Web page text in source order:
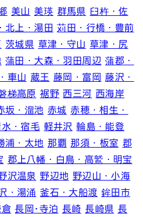
美山 美瑛 群馬県 臼杵・佐
北上・湯田 苅田・行橋・豊前
茨城県 草津・守山 草津・尻
蒲田・大森・羽田周辺 蒲郡・
車山 蔵王 藤岡・富岡 藤沢・
梯高原 裾野 西三河 西海岸
坂・溜池 赤城 赤穂・相生・
・宿毛 軽井沢 輪島・能登
浦・太地 那覇 那須・板室 郡
郡上八幡・白鳥・高鷲・明宝
沢温泉 野辺地 野辺山・小海
・湯涌 釜石・大船渡 鉾田市
長岡･寺泊 長崎 長崎県 長